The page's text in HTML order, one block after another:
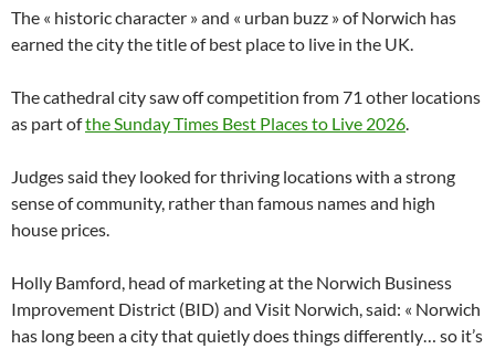
The « historic character » and « urban buzz » of Norwich has
earned the city the title of best place to live in the UK.
The cathedral city saw off competition from 71 other locations
as part ofthe Sunday Times Best Places to Live 2026
Judges said they looked for thriving locations with a strong
sense of community, rather than famous names and high
house prices.
Holly Bamford, head of marketing at the Norwich Business
Improvement District (BID) and Visit Norwich, said: « Norwich
has long been a city that quietly does things differently… so it’s